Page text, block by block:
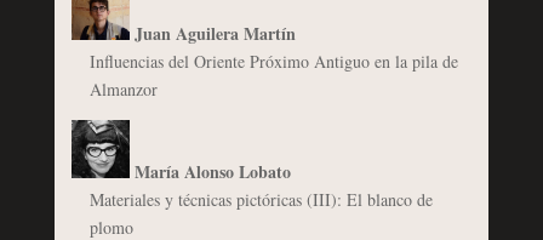
Juan Aguilera Martín
Influencias del Oriente Próximo Antiguo en la pila de
Almanzor
María Alonso Lobato
Materiales y técnicas pictóricas (III): El blanco de
plomo